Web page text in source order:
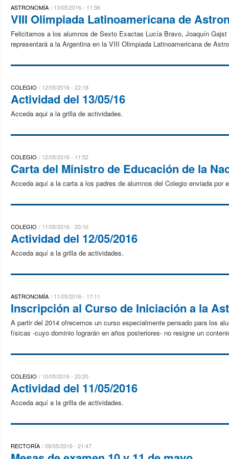
ASTRONOMÍA 13/05/2016 - 11:56
VIII Olimpiada Latinoamericana de
Felicitamos a los alumnos de Sexto Exactas Lucía Bravo, Joaquín
representará a la Argentina en la VIII Olimpiada Latinoamericana de
COLEGIO 12/05/2016 - 22:18
Actividad del 13/05/16
Acceda aqui a la grilla de actividades.
COLEGIO 12/05/2016 - 11:52
Carta del Ministro de Educación de la
Acceda aquí a la carta a los padres de alumnos del Colegio enviada por
COLEGIO 11/05/2016 - 20:10
Actividad del 12/05/2016
Acceda aquí a la grilla de actividades.
ASTRONOMÍA 11/05/2016 - 17:11
Inscripción al Curso de Iniciación a la
A partir del 2014 ofrecemos un curso especialmente pensado para los
físicas -cuyo dominio lograrán en años posteriores- no resigne un
COLEGIO 10/05/2016 - 20:20
Actividad del 11/05/2016
Acceda aquí a la grilla de actividades.
RECTORÍA 09/05/2016 - 21:47